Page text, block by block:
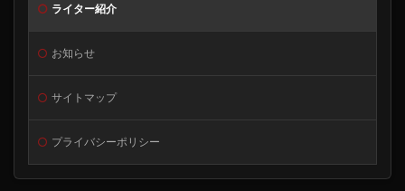
ライター紹介
お知らせ
サイトマップ
プライバシーポリシー